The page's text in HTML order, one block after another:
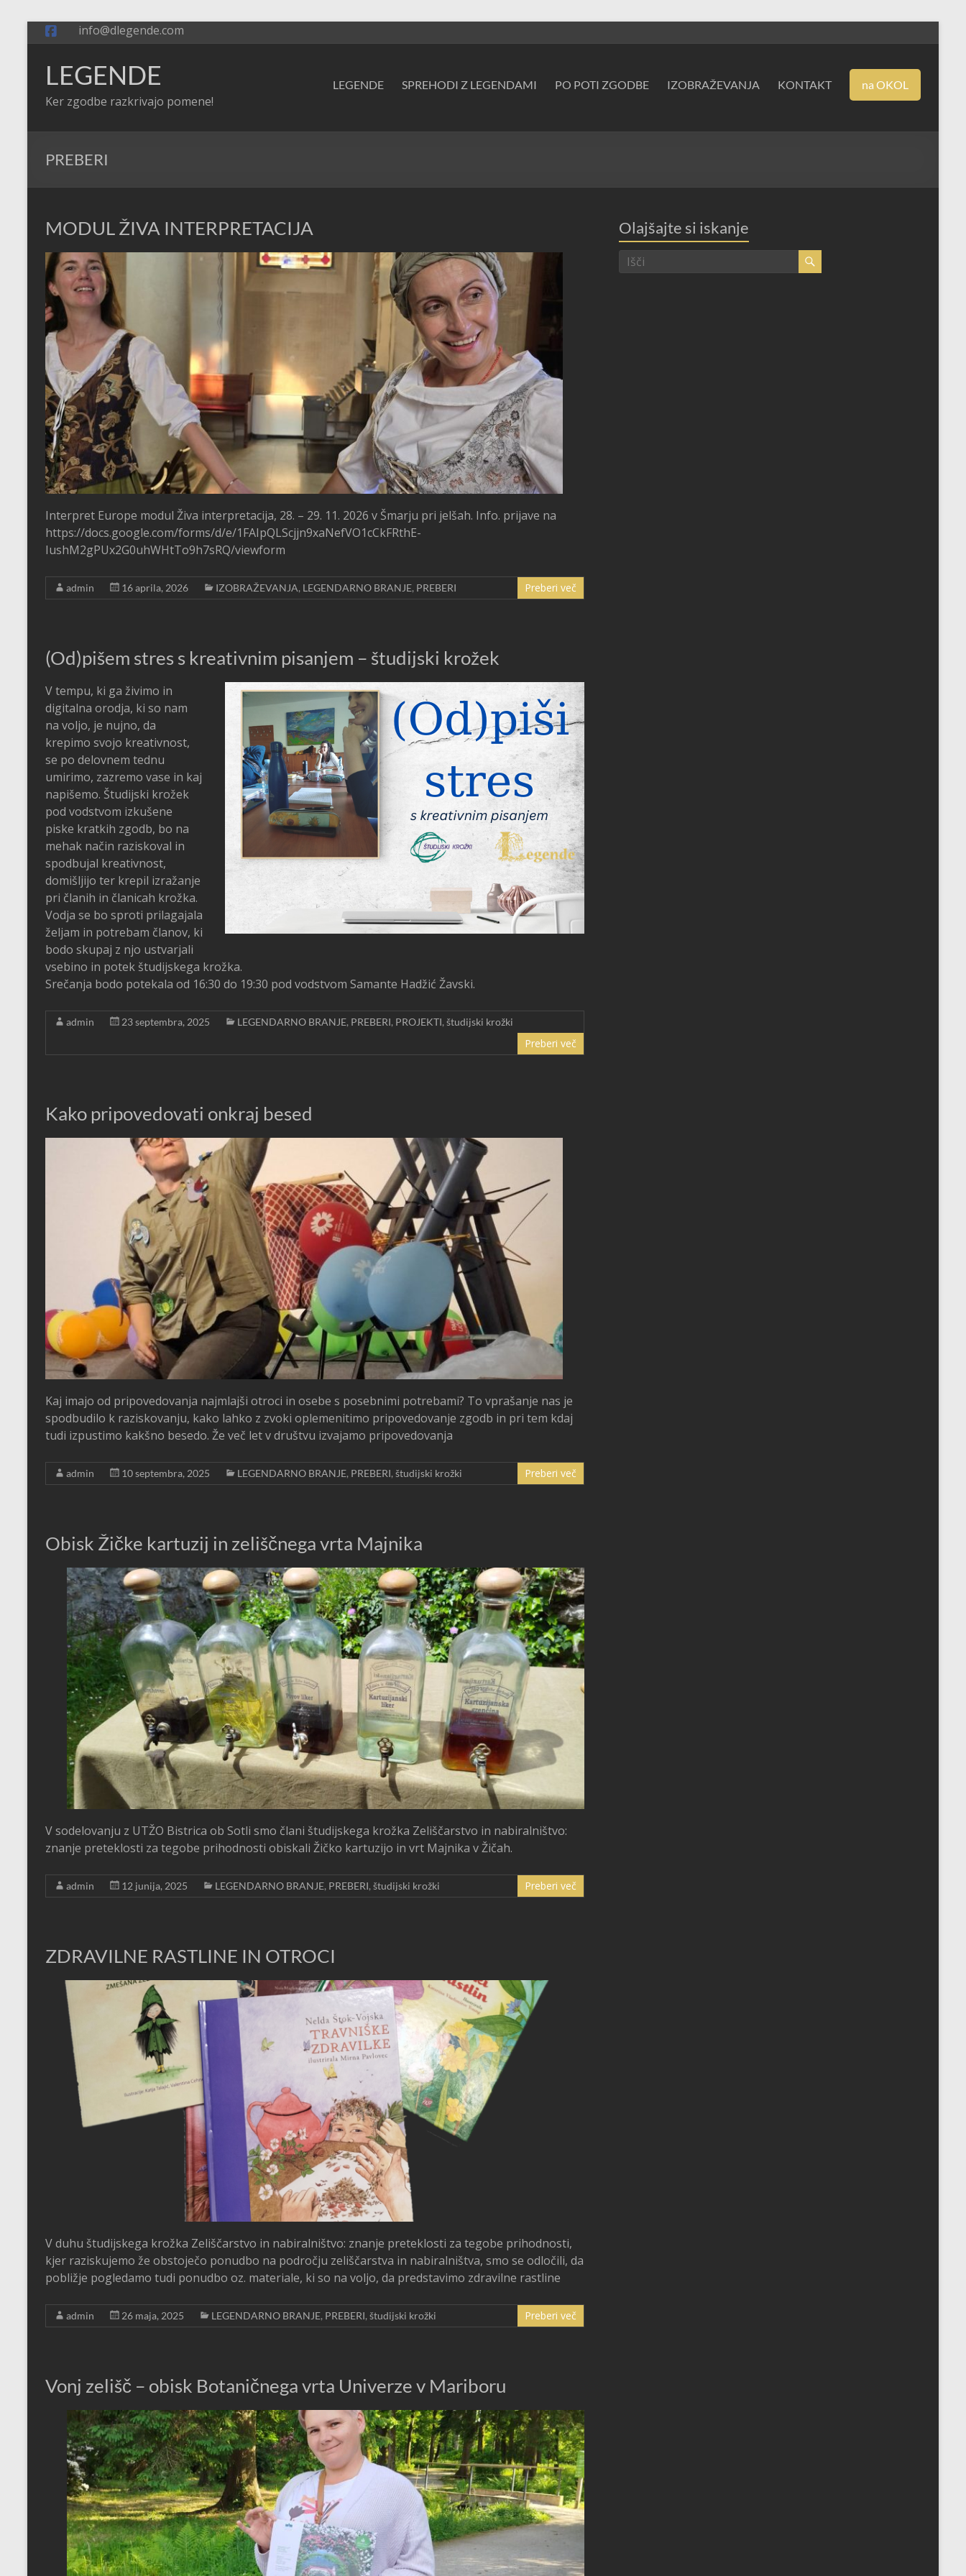
Skip
to
info@dlegende.com
LEGENDE
Ker zgodbe razkrivajo pomene!
LEGENDE SPREHODI Z LEGENDAMI PO POTI ZGODBE IZOBRAŽEVANJA KONTAKT na OKOL
PREBERI
MODUL ŽIVA INTERPRETACIJA
Interpret Europe modul Živa interpretacija, 28. – 29. 11. 2026 v Šmarju pri jelšah. Info. prijave na
https://docs.google.com/forms/d/e/1FAIpQLScjjn9xaNefVO1cCkFRthE-
IushM2gPUx2G0uhWHtTo9h7sRQ/viewform
admin 16 aprila, 2026 IZOBRAŽEVANJA, LEGENDARNO BRANJE, PREBERI Preberi več
(Od)pišem stres s kreativnim pisanjem – študijski krožek
V tempu, ki ga živimo in
digitalna orodja, ki so nam
na voljo, je nujno, da
krepimo svojo kreativnost,
se po delovnem tednu
umirimo, zazremo vase in kaj
napišemo. Študijski krožek
pod vodstvom izkušene
piske kratkih zgodb, bo na
mehak način raziskoval in
spodbujal kreativnost,
domišljijo ter krepil izražanje
pri članih in članicah krožka.
Vodja se bo sproti prilagajala
željam in potrebam članov, ki
bodo skupaj z njo ustvarjali
vsebino in potek študijskega krožka.
Srečanja bodo potekala od 16:30 do 19:30 pod vodstvom Samante Hadžić Žavski.
admin 23 septembra, 2025 LEGENDARNO BRANJE, PREBERI, PROJEKTI, študijski krožki
Preberi več
Kako pripovedovati onkraj besed
Kaj imajo od pripovedovanja najmlajši otroci in osebe s posebnimi potrebami? To vprašanje nas je
spodbudilo k raziskovanju, kako lahko z zvoki oplemenitimo pripovedovanje zgodb in pri tem kdaj
tudi izpustimo kakšno besedo. Že več let v društvu izvajamo pripovedovanja
admin 10 septembra, 2025 LEGENDARNO BRANJE, PREBERI, študijski krožki Preberi več
Obisk Žičke kartuzij in zeliščnega vrta Majnika
V sodelovanju z UTŽO Bistrica ob Sotli smo člani študijskega krožka Zeliščarstvo in nabiralništvo:
znanje preteklosti za tegobe prihodnosti obiskali Žičko kartuzijo in vrt Majnika v Žičah.
admin 12 junija, 2025 LEGENDARNO BRANJE, PREBERI, študijski krožki Preberi več
ZDRAVILNE RASTLINE IN OTROCI
V duhu študijskega krožka Zeliščarstvo in nabiralništvo: znanje preteklosti za tegobe prihodnosti,
kjer raziskujemo že obstoječo ponudbo na področju zeliščarstva in nabiralništva, smo se odločili, da
pobližje pogledamo tudi ponudbo oz. materiale, ki so na voljo, da predstavimo zdravilne rastline
admin 26 maja, 2025 LEGENDARNO BRANJE, PREBERI, študijski krožki Preberi več
Vonj zelišč – obisk Botaničnega vrta Univerze v Mariboru
Olajšajte si iskanje